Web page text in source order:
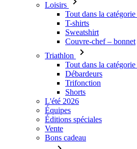
Loisirs
Tout dans la
T-shirts
Sweatshirt
Couvre-chef – bonnet
Triathlon
Tout dans la
Débardeurs
Trifonction
Shorts
L'été 2026
Équipes
Éditions spéciales
Vente
Bons cadeau